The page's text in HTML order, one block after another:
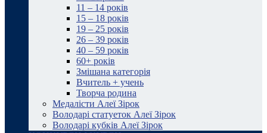
11 – 14 років
15 – 18 років
19 – 25 років
26 – 39 років
40 – 59 років
60+ років
Змішана категорія
Вчитель + учень
Творча родина
Медалісти Алеї Зірок
Володарі статуеток Алеї Зірок
Володарі кубків Алеї Зірок